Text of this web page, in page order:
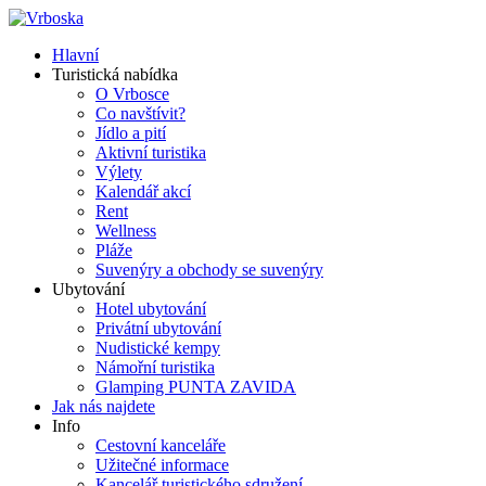
Hlavní
Turistická nabídka
O Vrbosce
Co navštívit?
Jídlo a pití
Aktivní turistika
Výlety
Kalendář akcí
Rent
Wellness
Pláže
Suvenýry a obchody se suvenýry
Ubytování
Hotel ubytování
Privátní ubytování
Nudistické kempy
Námořní turistika
Glamping PUNTA ZAVIDA
Jak nás najdete
Info
Cestovní kanceláře
Užitečné informace